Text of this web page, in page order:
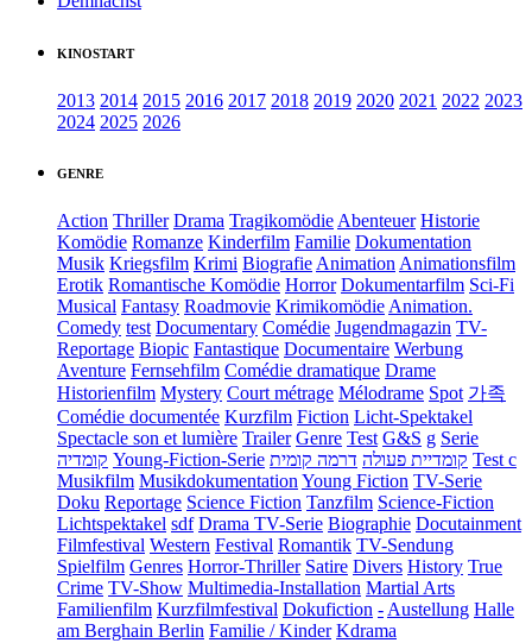
KINOSTART
2013 2014 2015 2016 2017 2018 2019 2020 2021 2022 2023
2024 2025 2026
GENRE
Action Thriller Drama TragikomödieAbenteuer Historie
Komödie Romanze Kinderfilm Familie Dokumentation
Musik Kriegsfilm Krimi BiografieAnimationAnimationsfilm
Erotik Romantische Komödie Horror Dokumentarfilm Sci-Fi
Musical Fantasy Roadmovie KrimikomödieAnimation.
Comedy test Documentary Comédie Jugendmagazin TV-
Reportage Biopic Fantastique Documentaire Werbung
Aventure Fernsehfilm Comédie dramatique Drame
Historienfilm Mystery Court métrage Mélodrame Spot 가족
Comédie documentée Kurzfilm Fiction Licht-Spektakel
Spectacle son et lumière Trailer Genre Test G&S g Serie
קומדיה Young-Fiction-Serie קומדיית פעולה דרמה קומית
Test c
Musikfilm MusikdokumentationYoung Fiction TV-Serie
Doku Reportage Science Fiction Tanzfilm Science-Fiction
Lichtspektakel sdf Drama TV-Serie Biographie Docutainment
Filmfestival Western Festival Romantik TV-Sendung
Spielfilm Genres Horror-Thriller Satire Divers History True
Crime TV-Show Multimedia-Installation Martial Arts
Familienfilm Kurzfilmfestival Dokufiction -Austellung Halle
am Berghain Berlin Familie / Kinder Kdrama